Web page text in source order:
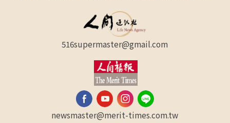
516supermaster@gmail.com
newsmaster@merit-times.com.tw